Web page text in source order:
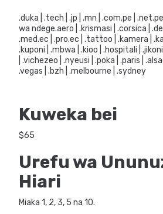
.duka | .tech | .jp | .mn | .com.pe |
wa ndege.aero | .krismasi | .corsica |
.med.ec | .pro.ec | .tattoo | .kamera |
.kuponi | .mbwa | .kioo | .hospitali |
| .vichezeo | .nyeusi | .poka | .paris |
.vegas | .bzh | .melbourne | .sydney
Kuweka bei
$65
Urefu wa
Hiari
Miaka 1, 2, 3, 5 na 10.